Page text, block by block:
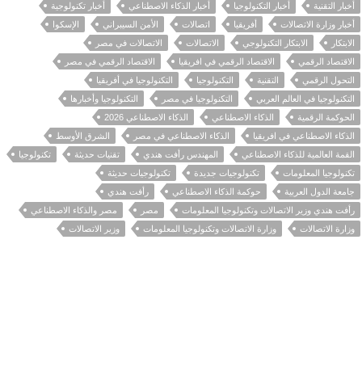
أخبار التقنية
أخبار التكنولوجيا أخبار الذكاء الاصطناعي
أخبار تكنولوجية
أخبار وزارة الاتصالات
أفريقيا اتصالات الأمن السيبراني
الإسكوا
الابتكار
الابتكار التكنولوجي الاتصالات
الاتصالات في مصر
الاقتصاد الرقمي
الاقتصاد الرقمي في افريقيا
الاقتصاد الرقمي في مصر
التحول الرقمي
التقنية التكنولوجيا
التكنولوجيا في أفريقيا
التكنولوجيا في العالم العربي
التكنولوجيا في مصر
التكنولوجيا وأخبارها
الحوكمة الرقمية
الذكاء الاصطناعي
الذكاء الاصطناعي 2026
الذكاء الاصطناعي في افريقيا
الذكاء الاصطناعي في مصر
الشرق الأوسط
القمة العالمية للذكاء الاصطناعي
المهندس رأفت هندي تقنيات حديثة
تكنولوجيا
تكنولوجيا المعلومات
تكنولوجيات جديدة
تكنولوجيات حديثة
جامعة الدول العربية
حوكمة الذكاء الاصطناعي
رأفت هندي
رأفت هندي وزير الاتصالات وتكنولوجيا المعلومات
مصر
مصر والذكاء الاصطناعي
وزارة الاتصالات
وزارة الاتصالات وتكنولوجيا المعلومات وزير الاتصالات